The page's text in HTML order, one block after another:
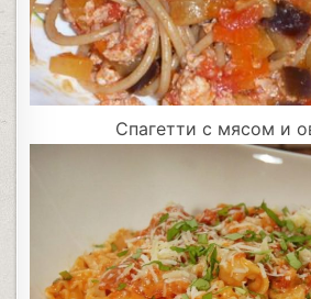
Спагетти с мясом и